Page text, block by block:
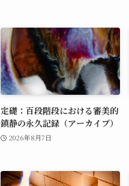
定礎：百段階段における審美的
鎮静の永久記録（アーカイブ）
2026年8月7日